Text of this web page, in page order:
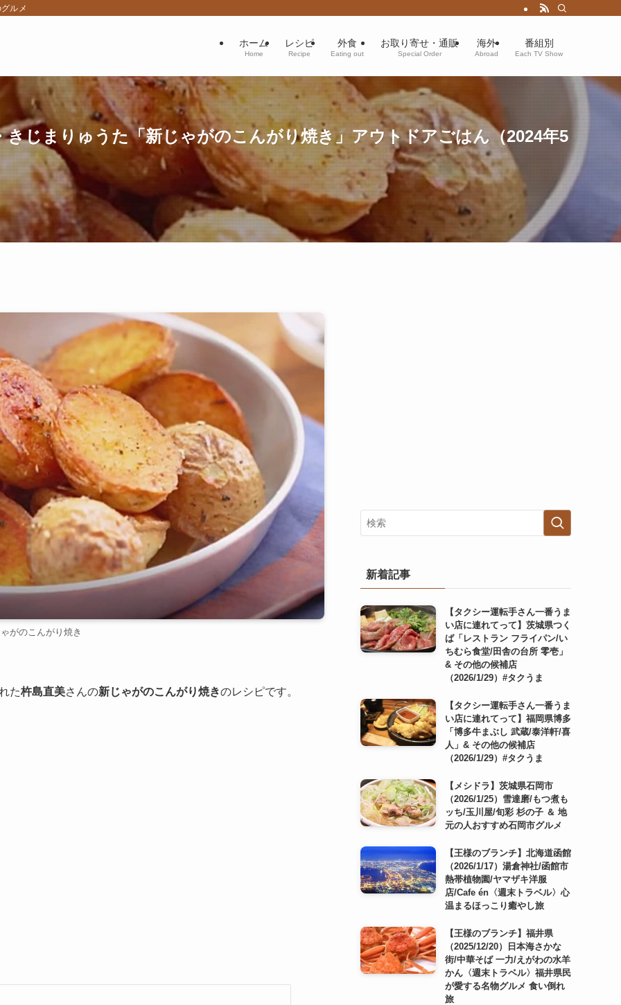
ルメ
ホーム
Home
レシピ
Recipe
外食
Eating out
お取り寄せ・通販
Special Order
海外
Abroad
番組別
Each TV Show
きじまりゅうた「新じゃがのこんがり焼き」アウトドアごはん（2024年5
がのこんがり焼き
た杵島直美さんの新じゃがのこんがり焼きのレシピです。
新着記事
【タクシー運転手さん一番うま
い店に連れてって】茨城県つく
ば「レストラン フライパン/い
ちむら食堂/田舎の台所 零壱」
& その他の候補店
（2026/1/29）#タクうま
【タクシー運転手さん一番うま
い店に連れてって】福岡県博多
「博多牛まぶし 武蔵/泰洋軒/喜
人」& その他の候補店
（2026/1/29）#タクうま
【メシドラ】茨城県石岡市
（2026/1/25）雪達磨/もつ煮も
ッち/玉川屋/旬彩 杉の子 ＆ 地
元の人おすすめ石岡市グルメ
【王様のブランチ】北海道函館
（2026/1/17）湯倉神社/函館市
熱帯植物園/ヤマザキ洋服
店/Cafe én〈週末トラベル〉心
温まるほっこり癒やし旅
【王様のブランチ】福井県
（2025/12/20）日本海さかな
街/中華そば 一力/えがわの水羊
かん〈週末トラベル〉福井県民
が愛する名物グルメ 食い倒れ
旅